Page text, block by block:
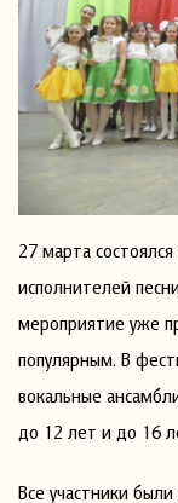
27 марта
исполнителей
мероприятие уже
популярным. В
вокальные
до 12 лет и до 16
Все участники